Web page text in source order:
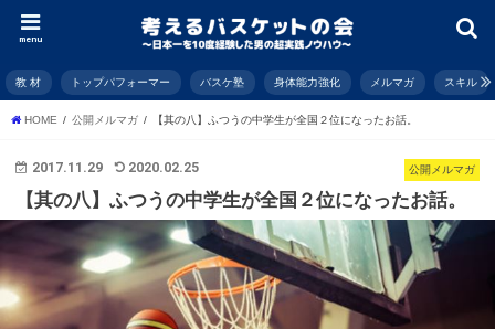
menu
教 材 トップパフォーマー バスケ塾 身体能力強化 メルマガ スキル
HOME 公開メルマガ 【其の八】ふつうの中学生が全国２位になったお話。
公開メルマガ
2017.11.29 2020.02.25
【其の八】ふつうの中学生が全国２位になったお話。